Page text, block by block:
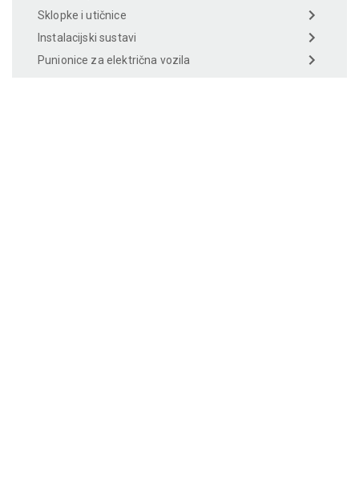
Sklopke i utičnice
Instalacijski sustavi
Punionice za električna vozila